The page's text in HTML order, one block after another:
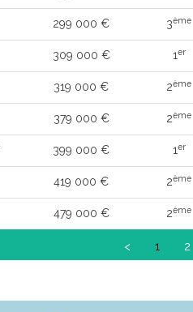
299 000 € 3ème
309 000 € 1er
319 000 € 2ème
379 000 € 2ème
399 000 € 1er
419 000 € 2ème
479 000 € 2ème
< 1 2